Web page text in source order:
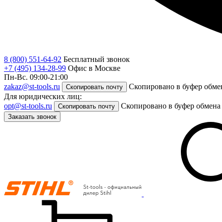
8 (800) 551-64-92 Бесплатный звонок
+7 (495) 134-28-99 Офис в Москве
Пн-Вс. 09:00-21:00
zakaz@st-tools.ru
Скопировать почту
Скопировано в буфер
Для юридических лиц:
opt@st-tools.ru
Скопировать почту Скопировано в буфер обмена
Заказать звонок